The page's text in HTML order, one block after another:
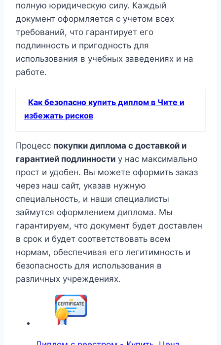
полную юридическую силу. Каждый
документ оформляется с учетом всех
требований, что гарантирует его
подлинность и пригодность для
использования в учебных заведениях и на
работе.
Как безопасно купить диплом в Чите и
избежать рисков
Процесс покупки диплома с доставкой и
гарантией подлинности у нас максимально
прост и удобен. Вы можете оформить заказ
через наш сайт, указав нужную
специальность, и наши специалисты
займутся оформлением диплома. Мы
гарантируем, что документ будет доставлен
в срок и будет соответствовать всем
нормам, обеспечивая его легитимность и
безопасность для использования в
различных учреждениях.